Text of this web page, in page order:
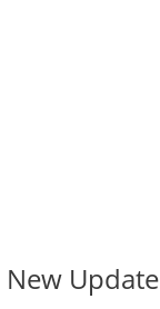
New Update